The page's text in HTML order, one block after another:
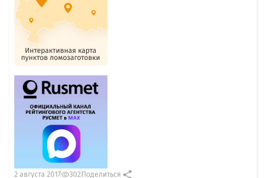
2 августа 2017 302 Поделиться